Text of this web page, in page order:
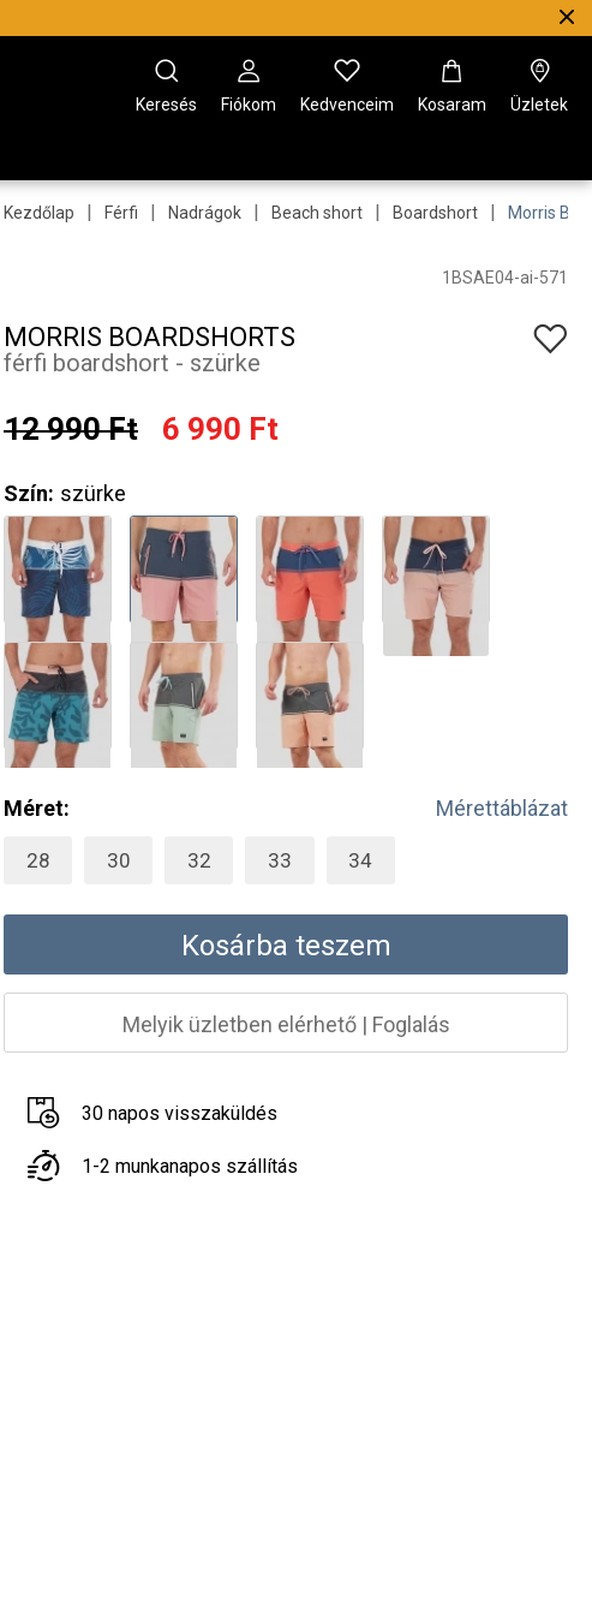
Keresés Fiókom Kedvenceim Kosaram Üzletek
Kezdőlap | Férfi | Nadrágok | Beach short | Boardshort | Morris
1BSAE04-ai-571
MORRIS BOARDSHORTS
férfi boardshort - szürke
12 990 Ft 6 990 Ft
Szín: szürke
Méret: Mérettáblázat
28 30 32 33 34
Kosárba teszem
Melyik üzletben elérhető| Foglalás
30 napos visszaküldés
1-2 munkanapos szállítás